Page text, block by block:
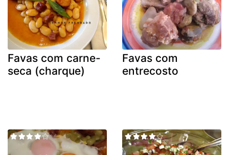
Favas com carne-
seca (charque)
Favas com
entrecosto